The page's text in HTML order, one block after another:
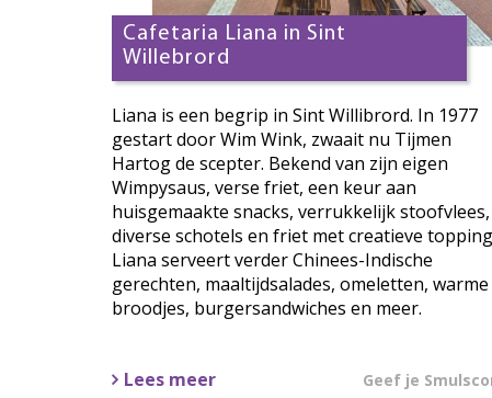
Cafetaria Liana in Sint
Willebrord
Liana is een begrip in Sint Willibrord. In 1977
gestart door Wim Wink, zwaait nu Tijmen
Hartog de scepter. Bekend van zijn eigen
Wimpysaus, verse friet, een keur aan
huisgemaakte snacks, verrukkelijk stoofvlees,
diverse schotels en friet met creatieve
Liana serveert verder Chinees-Indische
gerechten, maaltijdsalades, omeletten, warme
broodjes, burgersandwiches en meer.
Lees meer Geef je